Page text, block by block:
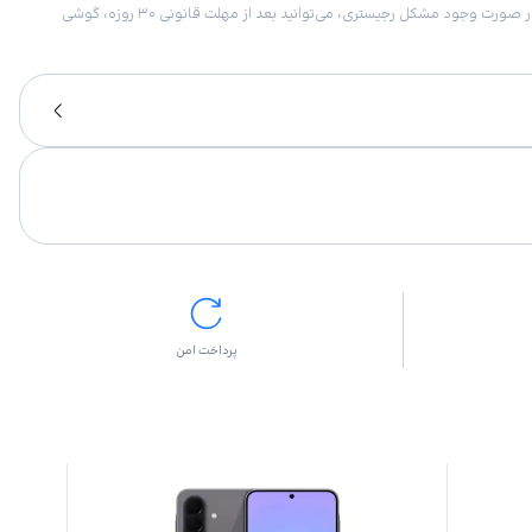
امکان برگشت کالا در گروه موبایل با دلیل “انصراف از خرید“ تنها در صورتی مورد قبول است که پلمب کالا باز نشده باشد. تمام گوشی‌های جی‌اس‌ام ضمانت رجیستری دارند. در صورت وجود مشکل رجیستری، می‌توانید بعد از مهلت قانونی ۳۰ روزه، گوشی
پرداخت امن